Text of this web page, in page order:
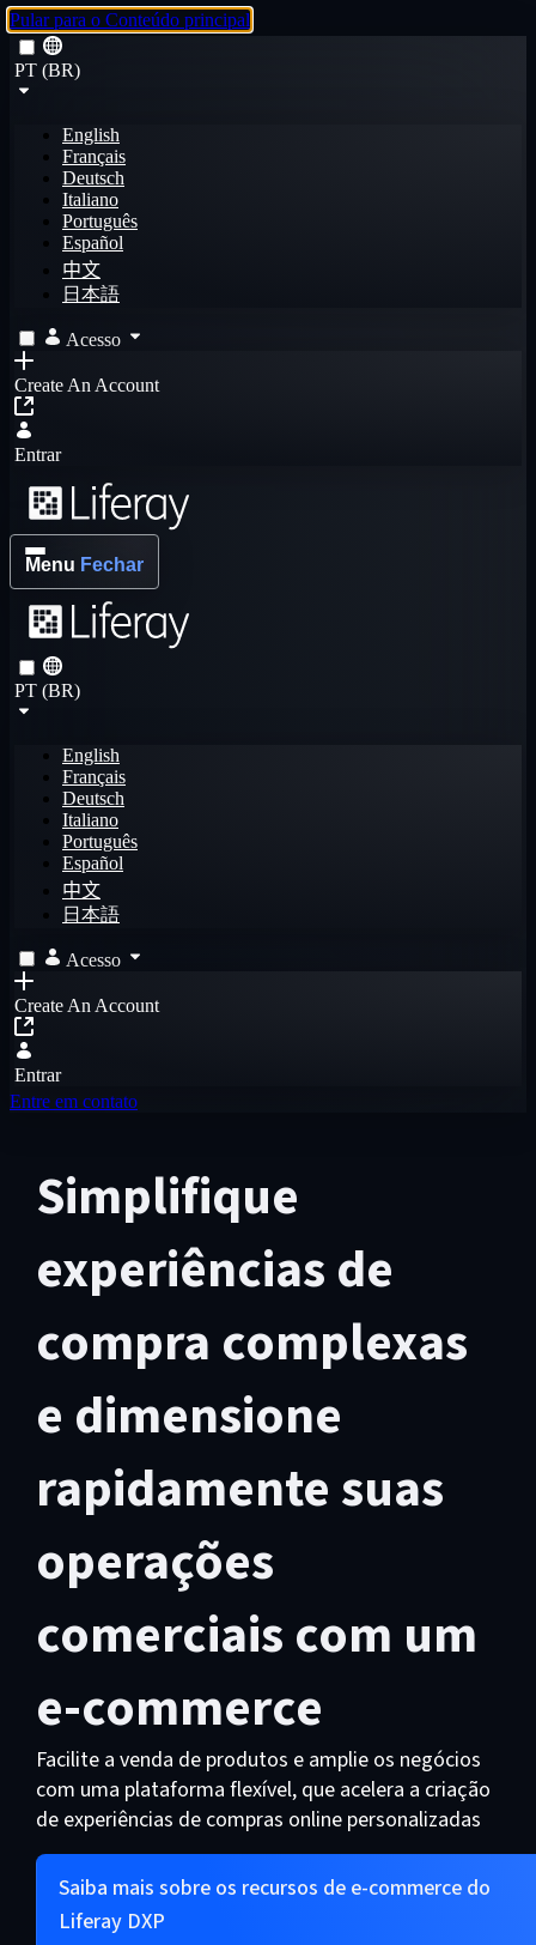
Pular para o Conteúdo principal
PT (BR)
English
Français
Deutsch
Italiano
Português
Español
中文
日本語
Acesso
Create An Account
Entrar
Menu Fechar
PT (BR)
English
Français
Deutsch
Italiano
Português
Español
中文
日本語
Acesso
Create An Account
Entrar
Entre em contato
Simplifique
experiências de
compra complexas
e dimensione
rapidamente suas
operações
comerciais com um
e-commerce
Facilite a venda de produtos e amplie os negócios
com uma plataforma flexível, que acelera a criação
de experiências de compras online personalizadas
Saiba mais sobre os recursos de e-commerce do
Liferay DXP